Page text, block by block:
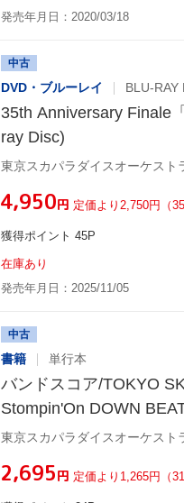
発売年月日：2020/03/18
中古
DVD・ブルーレイ BLU-RAY
35th Anniversary Finale
ray Disc)
東京スカパラダイスオーケスト
¥4,950円 定価より2,750円（
獲得ポイント 45P
在庫あり
発売年月日：2025/11/05
中古
書籍 単行本
バンドスコア/TOKYO
Stompin'On DOWN
東京スカパラダイスオーケスト
¥2,695円 定価より1,265円（